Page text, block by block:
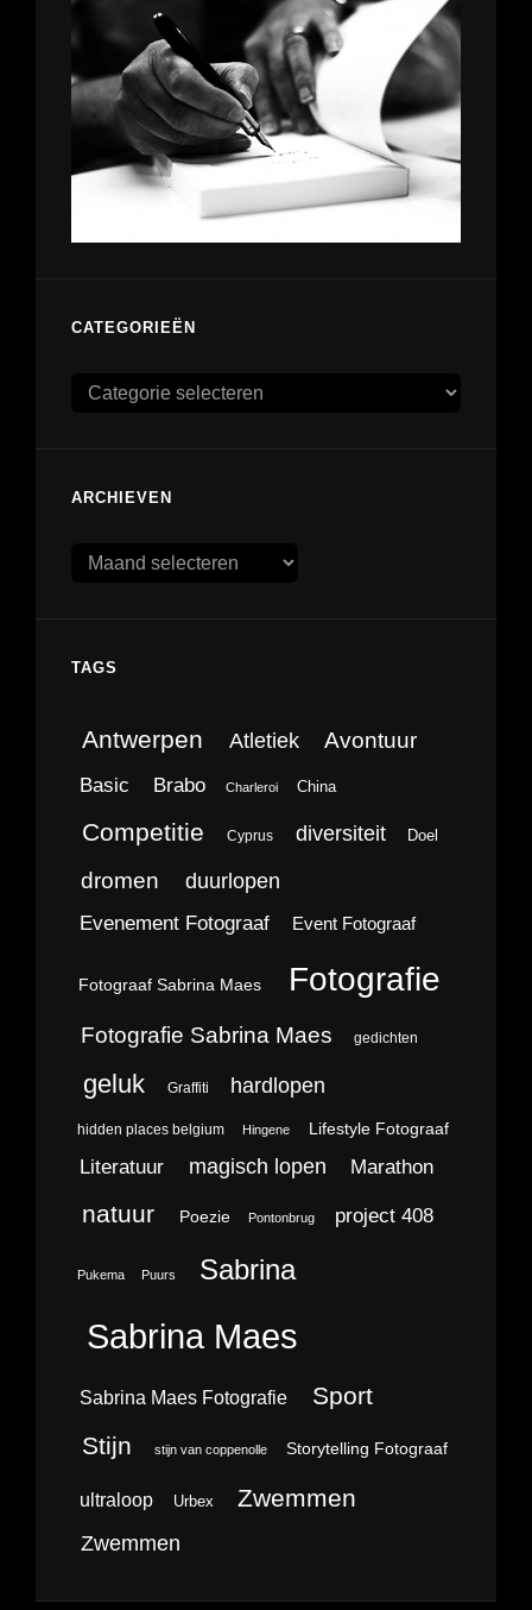
CATEGORIEËN
Categorieën
ARCHIEVEN
Archieven
TAGS
Antwerpen Atletiek Avontuur
Basic Brabo Charleroi China
Competitie Cyprus diversiteit Doel
dromen duurlopen
Evenement Fotograaf Event Fotograaf
Fotograaf Sabrina Maes Fotografie
Fotografie Sabrina Maes gedichten
geluk Graffiti hardlopen
hidden places belgium Hingene Lifestyle Fotograaf
Literatuur magisch lopen Marathon
natuur Poezie Pontonbrug project 408
Pukema Puurs Sabrina
Sabrina Maes
Sabrina Maes Fotografie Sport
Stijn stijn van coppenolle Storytelling Fotograaf
ultraloop Urbex Zwemmen
Zwemmen